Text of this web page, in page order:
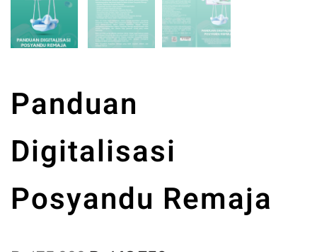
Panduan
Digitalisasi
Posyandu Remaja